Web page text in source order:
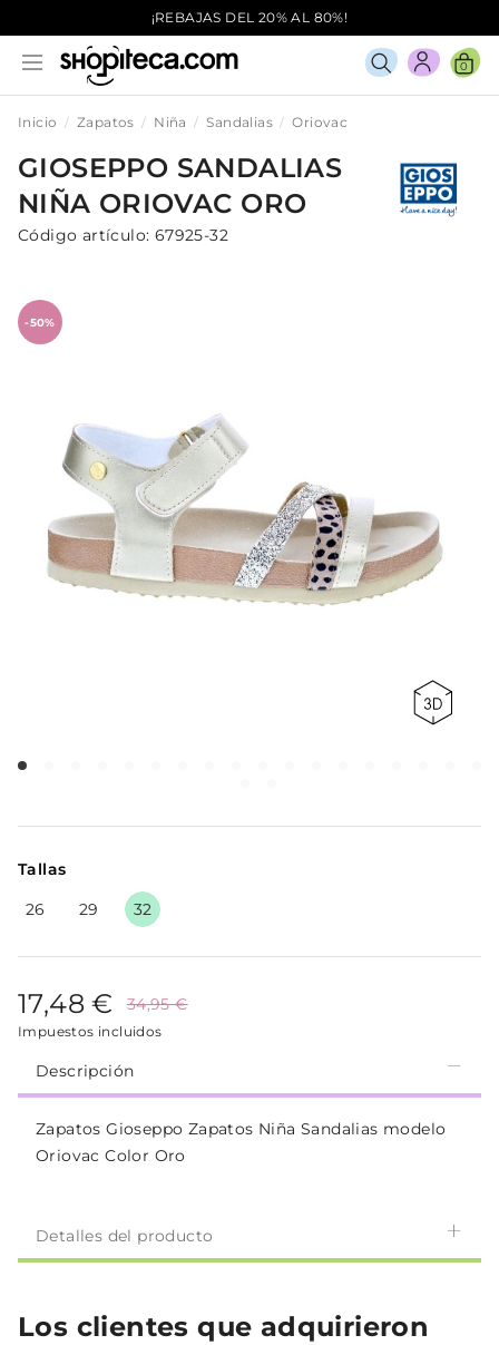
¡REBAJAS DEL 20% AL 80%!
0
Inicio Zapatos Niña Sandalias Oriovac
GIOSEPPO SANDALIAS
NIÑA ORIOVAC ORO
Código artículo: 67925-32
-50%
Tallas
26
29 32
17,48 € 34,95 €
Impuestos incluidos
Descripción
Zapatos Gioseppo Zapatos Niña Sandalias modelo
Oriovac Color Oro
Detalles del producto
Los clientes que adquirieron